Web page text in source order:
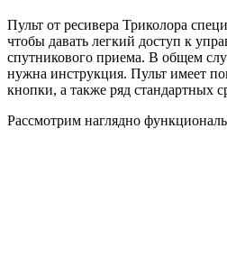
Пульт от ресивера Триколора
чтобы давать легкий доступ к
спутникового приема. В общем
нужна инструкция. Пульт имеет
кнопки, а также ряд стандартных
Рассмотрим наглядно